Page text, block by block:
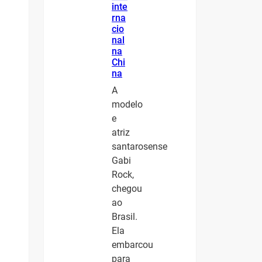
inte
rna
cio
nal
na
Chi
na
A
modelo
e
atriz
santarosense
Gabi
Rock,
chegou
ao
Brasil.
Ela
embarcou
para